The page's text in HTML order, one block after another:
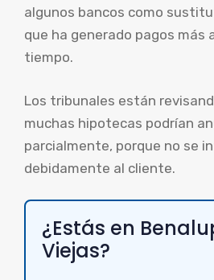
algunos bancos como
que ha generado pagos más
tiempo.
Los tribunales están
muchas hipotecas podrían
parcialmente, porque no se
debidamente al cliente.
¿Estás en
Viejas?